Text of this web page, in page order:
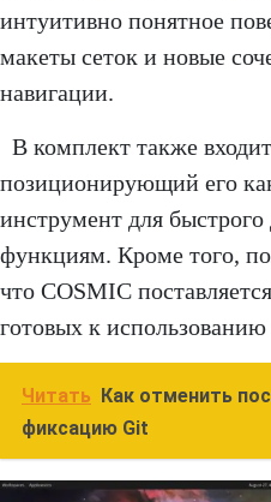
интуитивно понятное
макеты сеток и новые
навигации.
В комплект также
позиционирующий его
инструмент для
функциям. Кроме того,
что COSMIC
готовых к
Читать
Как отменить
фиксацию Git